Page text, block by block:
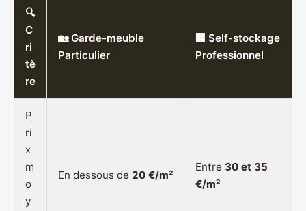
🔍
C
ri
tè
re
🏡 Garde-meuble
Particulier
🏢 Self-stockage
Professionnel
P
ri
x
m
o
y
En dessous de 20 €/m²
Entre 30 et 35
€/m²